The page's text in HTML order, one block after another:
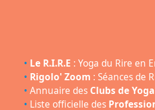
• Le R.I.R.E : Yoga du Rire en
• Rigolo' Zoom : Séances de
• Annuaire des Clubs de
• Liste officielle des